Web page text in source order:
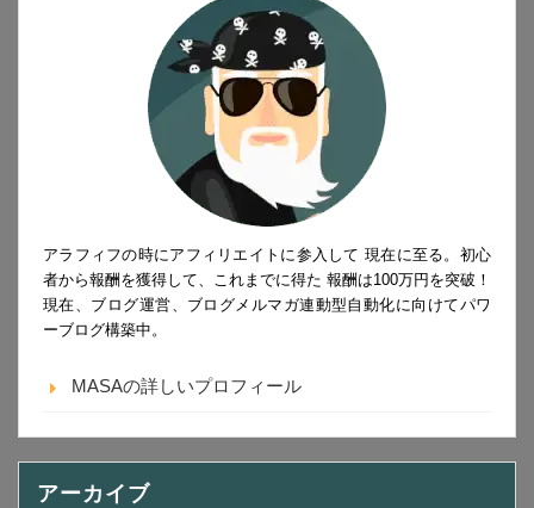
アラフィフの時にアフィリエイトに参入して 現在に至る。初心
者から報酬を獲得して、これまでに得た 報酬は100万円を突破！
現在、ブログ運営、ブログメルマガ連動型自動化に向けてパワ
ーブログ構築中。
MASAの詳しいプロフィール
アーカイブ